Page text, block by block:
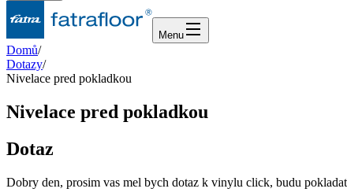
Menu
Domů/
Dotazy/
Nivelace pred pokladkou
Nivelace pred pokladkou
Dotaz
Dobry den, prosim vas mel bych dotaz k vinylu click, budu